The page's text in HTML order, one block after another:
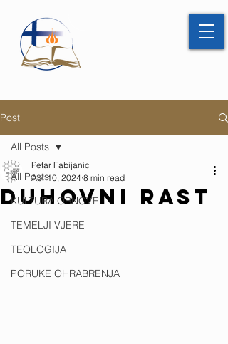
Post
All Posts
KULTURA OBNOVE
TEMELJI VJERE
TEOLOGIJA
PORUKE OHRABRENJA
All Posts
DUHOVNI RAST
Petar Fabijanic
Apr 10, 2024 8 min read